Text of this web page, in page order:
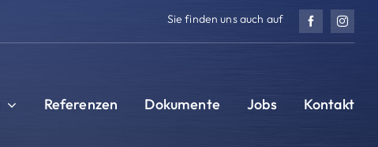
Sie finden uns auch auf
Referenzen Dokumente Jobs Kontakt